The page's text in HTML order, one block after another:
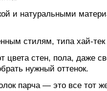
и натуральными
стилям, типа хай-
цвета стен, пола, даже
нужный оттенок.
парча — это все тот